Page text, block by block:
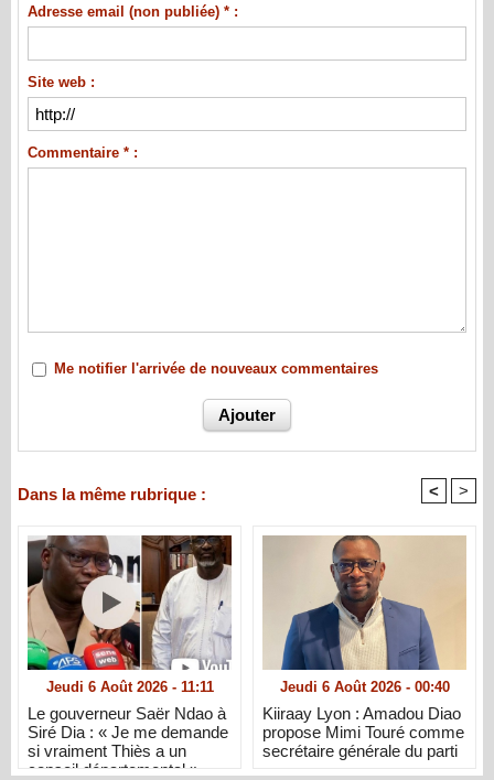
Adresse email (non publiée) * :
Site web :
Commentaire * :
Me notifier l'arrivée de nouveaux commentaires
Dans la même rubrique : < >
Jeudi 6 Août 2026 - 11:11
Le gouverneur Saër Ndao à
Siré Dia : « Je me demande
si vraiment Thiès a un
conseil départemental »
Jeudi 6 Août 2026 - 00:40
Kiiraay Lyon : Amadou Diao
propose Mimi Touré comme
secrétaire générale du parti